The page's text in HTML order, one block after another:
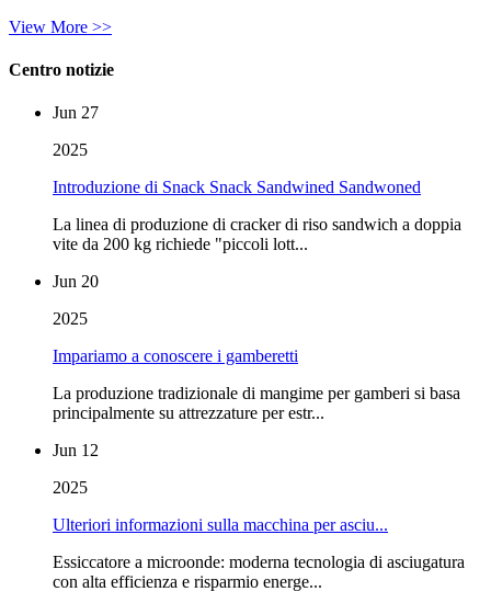
View More >>
Centro notizie
Jun 27
2025
Introduzione di Snack Snack Sandwined Sandwoned
La linea di produzione di cracker di riso sandwich a doppia
vite da 200 kg richiede "piccoli lott...
Jun 20
2025
Impariamo a conoscere i gamberetti
La produzione tradizionale di mangime per gamberi si basa
principalmente su attrezzature per estr...
Jun 12
2025
Ulteriori informazioni sulla macchina per asciu...
Essiccatore a microonde: moderna tecnologia di asciugatura
con alta efficienza e risparmio energe...